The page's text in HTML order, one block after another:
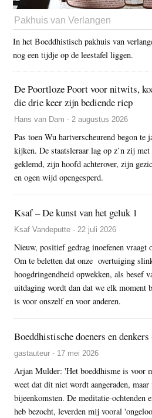
Pakhuis van Verlangen
In het Boeddhistisch pakhuis van
nog een tijdje op de leestafel liggen.
De Poortloze Poort voor nitwits,
die drie keer zijn bediende riep
Hans van Dam - 2 augustus 2026
Pas toen Wu hartverscheurend begon te
kijken. De staatsleraar lag op z’n zij
geklemd, zijn hoofd achterover, zijn
en ogen wijd opengesperd.
Ksaf – De kunst van het geluk 1
Ksaf Vandeputte - 22 juli 2026
Nieuw, positief gedrag inoefenen vraagt
Om te beletten dat onze overtuiging
hoogdringendheid opwekken, als besef
uitdaging wordt dan dat we elk moment
is voor onszelf en voor anderen.
Boeddhistische doeners en
gastauteur - 17 mei 2026
Arjan Mulder: 'Het boeddhisme is voor
weet dat dit niet wordt aangeraden,
bijeenkomsten. De meditatie-ochtenden
heb bezocht, leverden mij vooral